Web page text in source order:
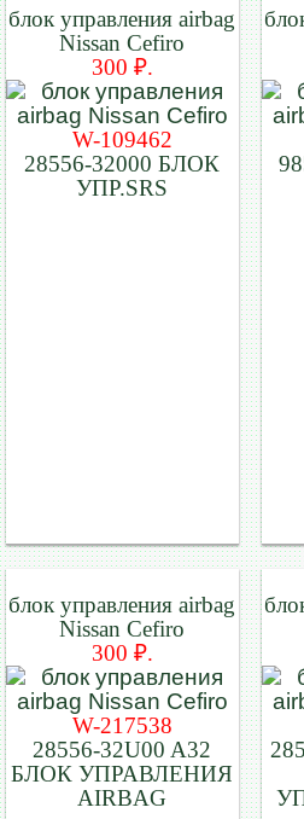
блок управления airbag
Nissan Cefiro
300 ₽.
W-109462
28556-32000 БЛОК
УПР.SRS
блок управления airbag
Nissan Cefiro
300 ₽.
W-217538
28556-32U00 A32
БЛОК УПРАВЛЕНИЯ
AIRBAG